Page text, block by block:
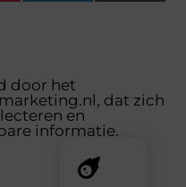
door het
dat zich
en
informatie.